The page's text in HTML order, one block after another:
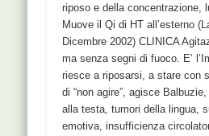
riposo e della concentrazione,
Muove il Qi di HT all’esterno
Dicembre 2002) CLINICA
ma senza segni di fuoco. E’
riesce a riposarsi, a stare con
di “non agire”, agisce
alla testa, tumori della lingua,
emotiva, insufficienza